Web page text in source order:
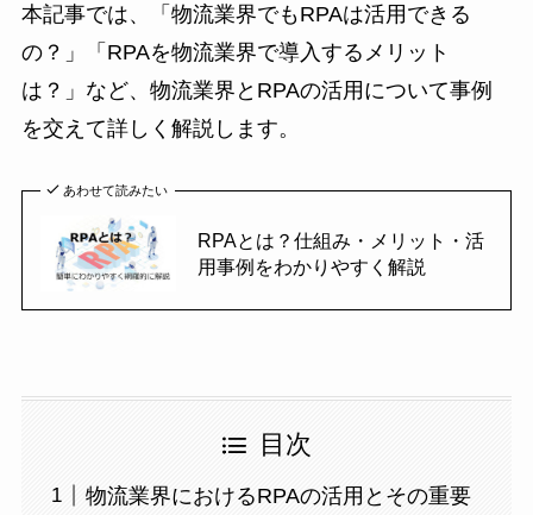
本記事では、「物流業界でもRPAは活用できる
の？」「RPAを物流業界で導入するメリット
は？」など、物流業界とRPAの活用について事例
を交えて詳しく解説します。
あわせて読みたい
RPAとは？仕組み・メリット・活
用事例をわかりやすく解説
目次
物流業界におけるRPAの活用とその重要